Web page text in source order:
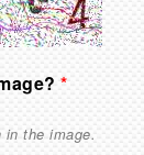
*
in the image.